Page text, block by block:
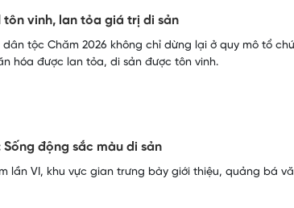
tôn vinh, lan tỏa giá trị di sản
tộc Chăm 2026 không chỉ dừng lại ở quy mô tổ
hóa được lan tỏa, di sản được tôn vinh.
động sắc màu di sản
lần VI, khu vực gian trưng bày giới thiệu, quảng bá